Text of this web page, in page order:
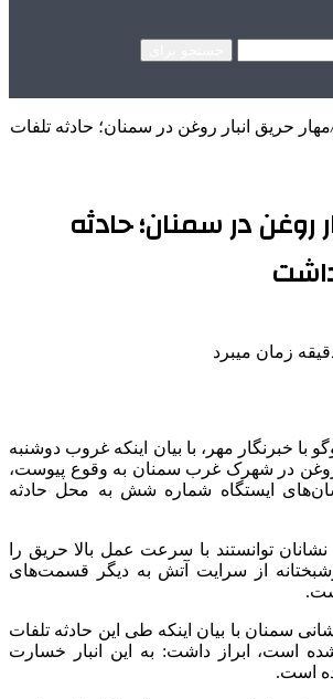
مهار حریق انبار روغن در سمنان؛ حادثه تلفات
روغن در سمنان؛ حادثه
خبرنگار مهر، با بیان اینکه غروب دوشنبه
در شهرک غرب سمنان به وقوع پیوست،
ایستگاه شماره شش به محل حادثه
توانستند با سرعت عمل بالا حریق را
از سرایت آتش به دیگر قسمت‌های
سمنان با بیان اینکه طی این حادثه تلفات
است، ابراز داشت: به این انبار خسارت
است.